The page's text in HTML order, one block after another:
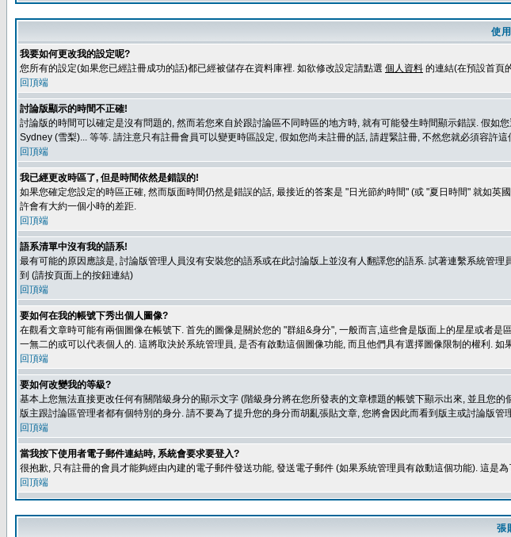
使
我要如何更改我的設定呢?
您所有的設定(如果您已經註冊成功的話)都已經被儲存在資料庫裡. 如欲修改設定請點選 個人資料 的連結(在預設首頁
回頂端
討論版顯示的時間不正確!
討論版的時間可以確定是沒有問題的, 然而若您來自於跟討論區不同時區的地方時, 就有可能發生時間顯示錯誤. 假
Sydney (雪梨)... 等等. 請注意只有註冊會員可以變更時區設定, 假如您尚未註冊的話, 請趕緊註冊, 不然您就必須容許這
回頂端
我已經更改時區了, 但是時間依然是錯誤的!
如果您確定您設定的時區正確, 然而版面時間仍然是錯誤的話, 最接近的答案是 "日光節約時間" (或 "夏日時間" 就如
許會有大約一個小時的差距.
回頂端
語系清單中沒有我的語系!
最有可能的原因應該是, 討論版管理人員沒有安裝您的語系或在此討論版上並沒有人翻譯您的語系. 試著連繫系統管
到 (請按頁面上的按鈕連結)
回頂端
要如何在我的帳號下秀出個人圖像?
在觀看文章時可能有兩個圖像在帳號下. 首先的圖像是關於您的 "群組&身分", 一般而言,這些會是版面上的星星或者
一無二的或可以代表個人的. 這將取決於系統管理員, 是否有啟動這個圖像功能, 而且他們具有選擇圖像限制的權利.
回頂端
要如何改變我的等級?
基本上您無法直接更改任何有關階級身分的顯示文字 (階級身分將在您所發表的文章標題的帳號下顯示出來, 並且您
版主跟討論區管理者都有個特別的身分. 請不要為了提升您的身分而胡亂張貼文章, 您將會因此而看到版主或討論版管
回頂端
當我按下使用者電子郵件連結時, 系統會要求要登入?
很抱歉, 只有註冊的會員才能夠經由內建的電子郵件發送功能, 發送電子郵件 (如果系統管理員有啟動這個功能). 這是
回頂端
張